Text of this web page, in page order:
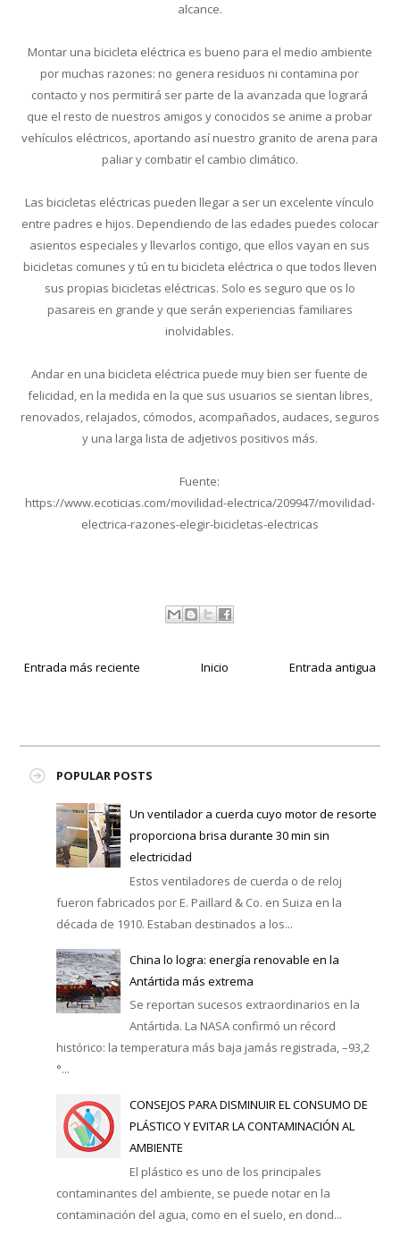
alcance.
Montar una bicicleta eléctrica es bueno para el medio ambiente
por muchas razones: no genera residuos ni contamina por
contacto y nos permitirá ser parte de la avanzada que logrará
que el resto de nuestros amigos y conocidos se anime a probar
vehículos eléctricos, aportando así nuestro granito de arena para
paliar y combatir el cambio climático.
Las bicicletas eléctricas pueden llegar a ser un excelente vínculo
entre padres e hijos. Dependiendo de las edades puedes colocar
asientos especiales y llevarlos contigo, que ellos vayan en sus
bicicletas comunes y tú en tu bicicleta eléctrica o que todos lleven
sus propias bicicletas eléctricas. Solo es seguro que os lo
pasareis en grande y que serán experiencias familiares
inolvidables.
Andar en una bicicleta eléctrica puede muy bien ser fuente de
felicidad, en la medida en la que sus usuarios se sientan libres,
renovados, relajados, cómodos, acompañados, audaces, seguros
y una larga lista de adjetivos positivos más.
Fuente:
https://www.ecoticias.com/movilidad-electrica/209947/movilidad-
electrica-razones-elegir-bicicletas-electricas
Entrada más reciente Entrada antigua
Inicio
POPULAR POSTS
Un ventilador a cuerda cuyo motor de resorte
proporciona brisa durante 30 min sin
electricidad
Estos ventiladores de cuerda o de reloj
fueron fabricados por E. Paillard & Co. en Suiza en la
década de 1910. Estaban destinados a los...
China lo logra: energía renovable en la
Antártida más extrema
Se reportan sucesos extraordinarios en la
Antártida. La NASA confirmó un récord
histórico: la temperatura más baja jamás registrada, –93,2
°...
CONSEJOS PARA DISMINUIR EL CONSUMO DE
PLÁSTICO Y EVITAR LA CONTAMINACIÓN AL
AMBIENTE
El plástico es uno de los principales
contaminantes del ambiente, se puede notar en la
contaminación del agua, como en el suelo, en dond...